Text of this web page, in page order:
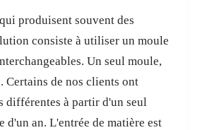
produisent souvent des
consiste à utiliser un moule
Un seul moule,
Certains de nos clients ont
différentes à partir d'un seul
d'un an. L'entrée de matière est